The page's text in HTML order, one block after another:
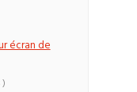
écran de